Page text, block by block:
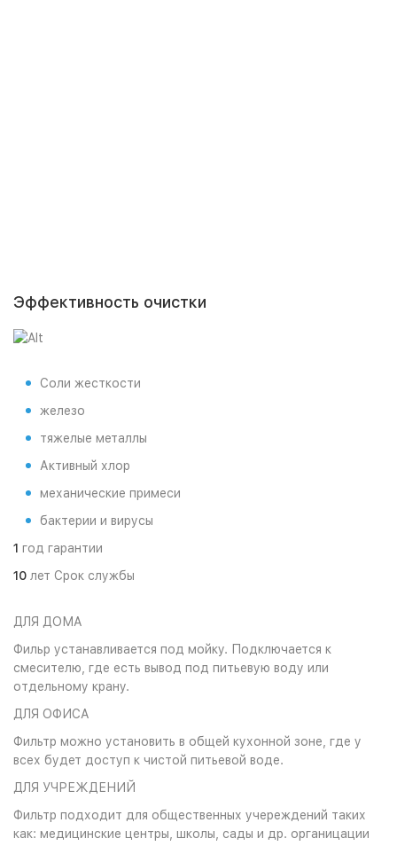
Эффективность очистки
Соли жесткости
железо
тяжелые металлы
Активный хлор
механические примеси
бактерии и вирусы
1 год гарантии
10 лет Срок службы
ДЛЯ ДОМА
Фильр устанавливается под мойку. Подключается к
смесителю, где есть вывод под питьевую воду или
отдельному крану.
ДЛЯ ОФИСА
Фильтр можно установить в общей кухонной зоне, где у
всех будет доступ к чистой питьевой воде.
ДЛЯ УЧРЕЖДЕНИЙ
Фильтр подходит для общественных учереждений таких
как: медицинские центры, школы, сады и др. органицации